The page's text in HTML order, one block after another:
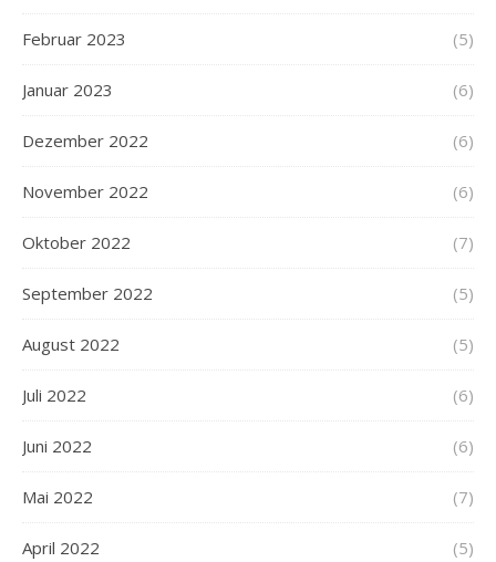
Februar 2023 (5)
Januar 2023 (6)
Dezember 2022 (6)
November 2022 (6)
Oktober 2022 (7)
September 2022 (5)
August 2022 (5)
Juli 2022 (6)
Juni 2022 (6)
Mai 2022 (7)
April 2022 (5)